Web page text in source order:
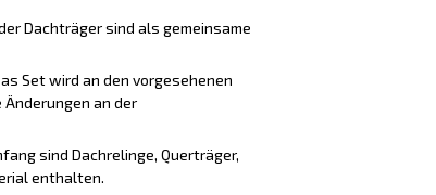
Dachträger sind als gemeinsame
Set wird an den vorgesehenen
an der
sind Dachrelinge, Querträger,
enthalten.